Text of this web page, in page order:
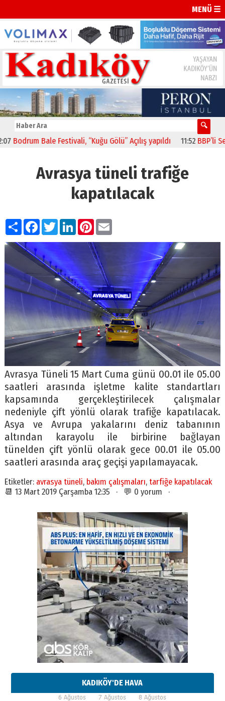
MENÜ ☰
Bale Festivali, “Kuğu Gölü” Açılış yapıldı 11:52 BBP’li
Avrasya tüneli trafiğe
kapatılacak
PaylaşFacebook
TwitterLinkedIn
Pinterest
Email
Avrasya Tüneli 15 Mart Cuma günü 00.01 ile 05.00
saatleri arasında işletme kalite standartları
kapsamında gerçekleştirilecek çalışmalar
nedeniyle çift yönlü olarak trafiğe kapatılacak.
Asya ve Avrupa yakalarını deniz tabanının
altından karayolu ile birbirine bağlayan
tünelden çift yönlü olarak gece 00.01 ile 05.00
saatleri arasında araç geçişi yapılamayacak.
Etiketler: avrasya tüneli, bakım çalışmaları, tarfiğe kapatılacak
📆 13 Mart 2019 Çarşamba 12:35 · 💬 0 yorum ·
KADIKÖY'DE HAVA